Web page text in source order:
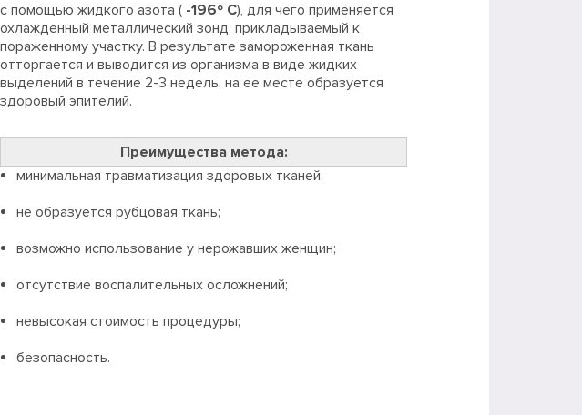
с помощью жидкого азота ( -196º С), для чего применяется
охлажденный металлический зонд, прикладываемый к
пораженному участку. В результате замороженная ткань
отторгается и выводится из организма в виде жидких
выделений в течение 2-3 недель, на ее месте образуется
здоровый эпителий.
Преимущества метода:
минимальная травматизация здоровых тканей;
не образуется рубцовая ткань;
возможно использование у нерожавших женщин;
отсутствие воспалительных осложнений;
невысокая стоимость процедуры;
безопасность.